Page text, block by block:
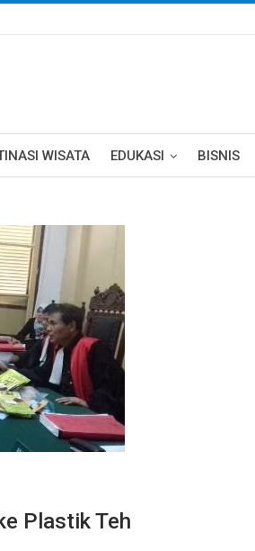
WISATA EDUKASI BISNIS
Plastik Teh